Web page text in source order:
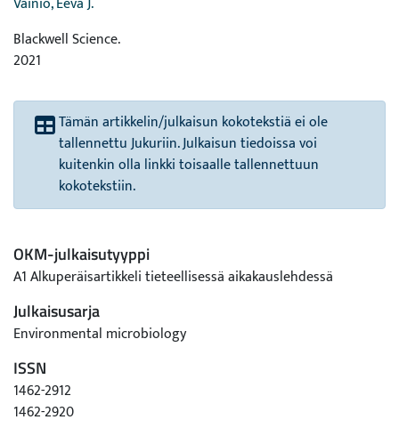
Blackwell Science.
2021
Tämän artikkelin/julkaisun kokotekstiä ei ole
tallennettu Jukuriin. Julkaisun tiedoissa voi
kuitenkin olla linkki toisaalle tallennettuun
kokotekstiin.
OKM-julkaisutyyppi
A1 Alkuperäisartikkeli tieteellisessä aikakauslehdessä
Julkaisusarja
Environmental microbiology
ISSN
1462-2912
1462-2920